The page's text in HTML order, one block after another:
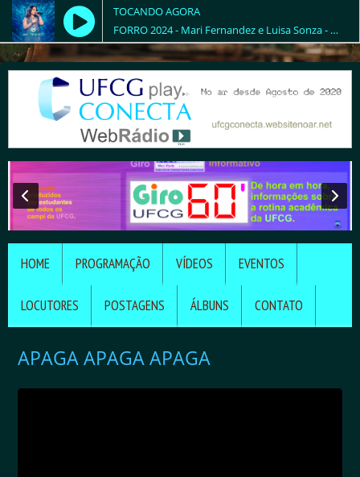
TOCANDO AGORA
FORRO 2024 - Mari Fernandez e Luisa Sonza - DEIXA EU VIVER
HOME PROGRAMAÇÃO VÍDEOS EVENTOS
LOCUTORES POSTAGENS ÁLBUNS CONTATO
APAGA APAGA APAGA